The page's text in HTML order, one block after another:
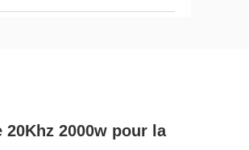
2000w pour la